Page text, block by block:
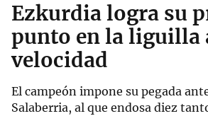
Ezkurdia logra su
punto en la liguilla
velocidad
El campeón impone su pegada
Salaberria, al que endosa diez